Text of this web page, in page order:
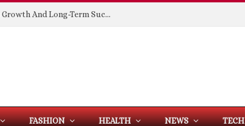
Building Spaces That Support Business Growth And Long-Term Success
FASHION HEALTH NEWS TECH